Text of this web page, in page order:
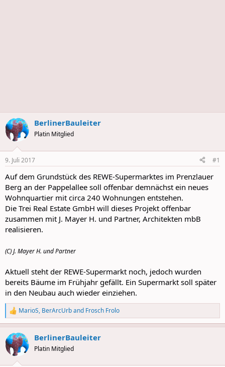
BerlinerBauleiter
Platin Mitglied
9. Juli 2017 #1
Auf dem Grundstück des REWE-Supermarktes im Prenzlauer
Berg an der Pappelallee soll offenbar demnächst ein neues
Wohnquartier mit circa 240 Wohnungen entstehen.
Die Trei Real Estate GmbH will dieses Projekt offenbar
zusammen mit J. Mayer H. und Partner, Architekten mbB
realisieren.
(C) J. Mayer H. und Partner
Aktuell steht der REWE-Supermarkt noch, jedoch wurden
bereits Bäume im Frühjahr gefällt. Ein Supermarkt soll später
in den Neubau auch wieder einziehen.
R
e
a
c
t
i
MarioS, BerArcUrband Frosch Frolo
BerlinerBauleiter
Platin Mitglied